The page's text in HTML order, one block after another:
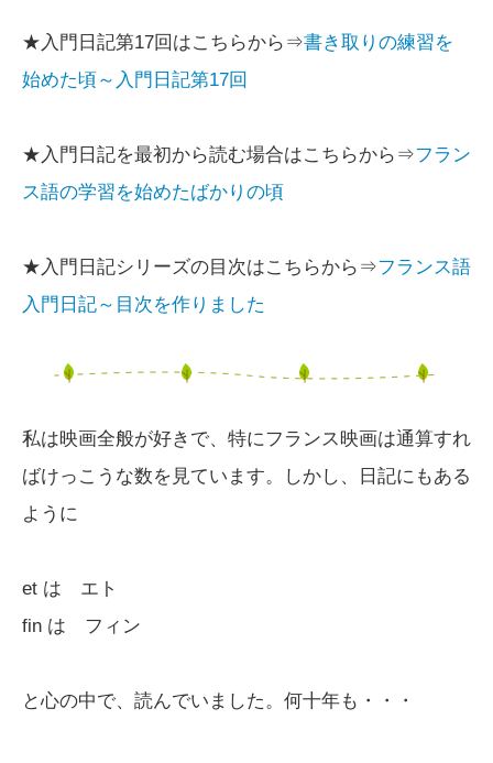
★入門日記第17回はこちらから⇒書き取りの練習を
始めた頃～入門日記第17回
★入門日記を最初から読む場合はこちらから⇒フラン
ス語の学習を始めたばかりの頃
★入門日記シリーズの目次はこちらから⇒フランス語
入門日記～目次を作りました
私は映画全般が好きで、特にフランス映画は通算すれ
ばけっこうな数を見ています。しかし、日記にもある
ように
et は エト
fin は フィン
と心の中で、読んでいました。何十年も・・・